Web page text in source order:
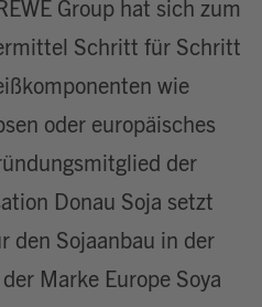
Group hat sich zum
Schritt für Schritt
wie
oder europäisches
der
Donau Soja setzt
den Sojaanbau in der
Marke Europe Soya